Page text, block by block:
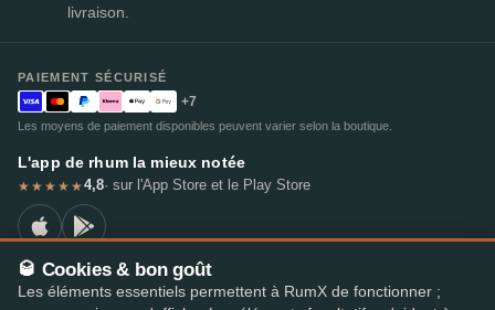
livraison.
PAIEMENT SÉCURISÉ
+7
Les moyens de paiement disponibles peuvent varier selon la boutique.
L'app de rhum la mieux notée
★★★★★4,8· sur l'App Store et le Play Store
🥃 Cookies & bon goût
Les éléments essentiels permettent à RumX de fonctionner ;